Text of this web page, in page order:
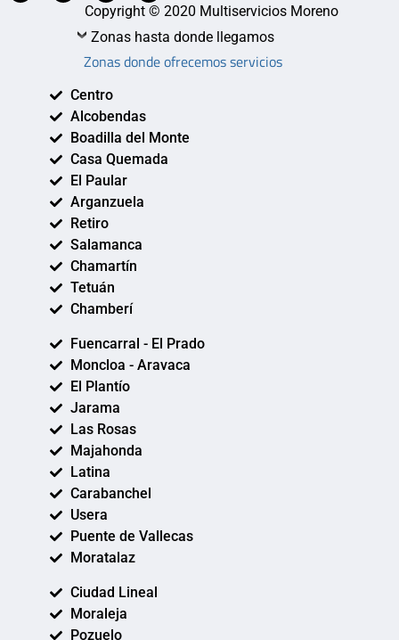
Copyright © 2020 Multiservicios Moreno
Zonas hasta donde llegamos
Zonas donde ofrecemos servicios
Centro
Alcobendas
Boadilla del Monte
Casa Quemada
El Paular
Arganzuela
Retiro
Salamanca
Chamartín
Tetuán
Chamberí
Fuencarral - El Prado
Moncloa - Aravaca
El Plantío
Jarama
Las Rosas
Majahonda
Latina
Carabanchel
Usera
Puente de Vallecas
Moratalaz
Ciudad Lineal
Moraleja
Pozuelo